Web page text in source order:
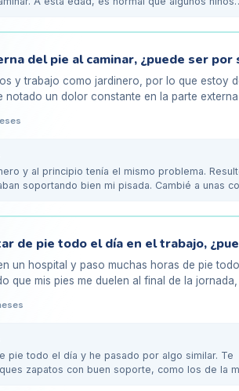
y trabajo como jardinero, por lo que estoy
notado un dolor constante en la parte externa
y al principio tenía el mismo problema.
soportando bien mi pisada. Cambié a unas
un hospital y paso muchas horas de pie
que mis pies me duelen al final de la
pie todo el día y he pasado por algo similar. Te
zapatos con buen soporte, como los de la